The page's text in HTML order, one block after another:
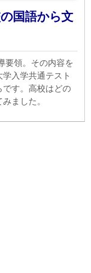
国語から文
要領。その内容を
入学共通テスト
です。高校はどの
ました。